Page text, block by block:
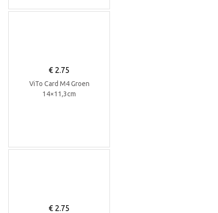
€ 2.75
ViTo Card M4 Groen
14×11,3cm
€ 2.75